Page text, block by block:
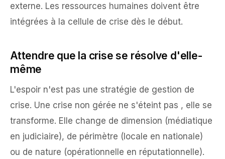
externe. Les ressources humaines doivent être
intégrées à la cellule de crise dès le début.
Attendre que la crise se résolve d'elle-
même
L'espoir n'est pas une stratégie de gestion de
crise. Une crise non gérée ne s'éteint pas , elle se
transforme. Elle change de dimension (médiatique
en judiciaire), de périmètre (locale en nationale)
ou de nature (opérationnelle en réputationnelle).